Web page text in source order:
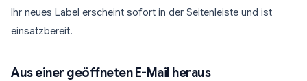
Ihr neues Label erscheint sofort in der Seitenleiste und ist
einsatzbereit.
Aus einer geöffneten E-Mail heraus